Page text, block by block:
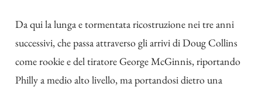
Da qui la lunga e tormentata ricostruzione nei tre anni
successivi, che passa attraverso gli arrivi di Doug Collins
come rookie e del tiratore George McGinnis, riportando
Philly a medio alto livello, ma portandosi dietro una